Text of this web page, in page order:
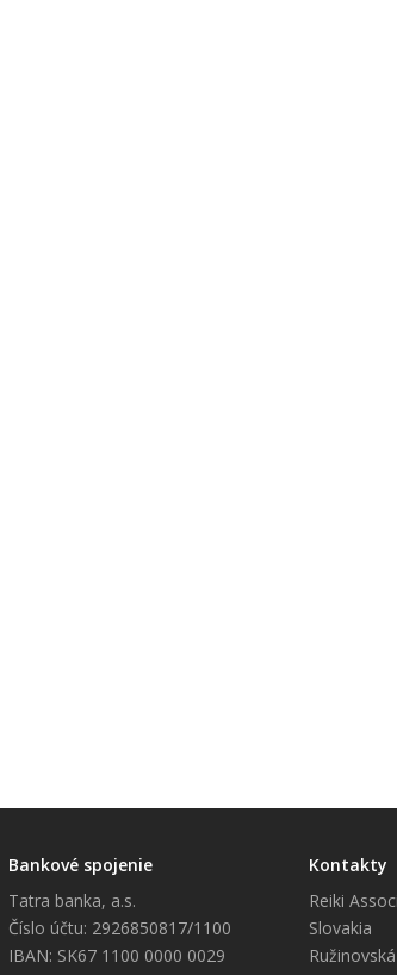
Bankové spojenie
Tatra banka, a.s.
Číslo účtu: 2926850817/1100
IBAN: SK67 1100 0000 0029
Kontakty
Reiki
Slovakia
Ružinovská